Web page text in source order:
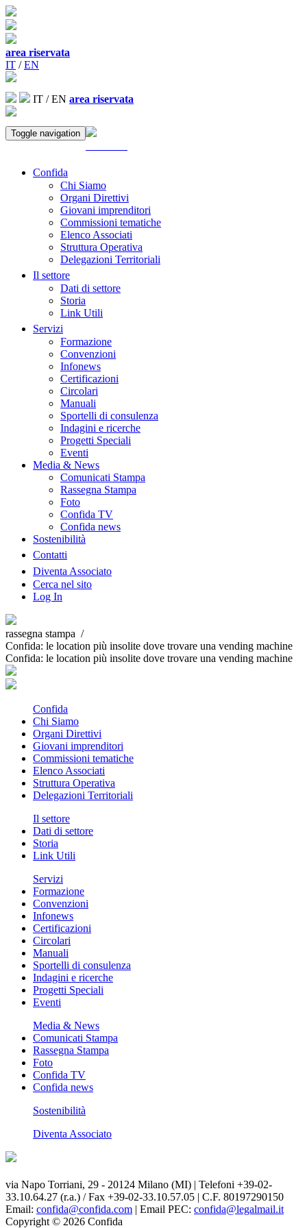
area riservata
IT /EN
IT /EN area riservata
Toggle navigation
Confida
Chi Siamo
Organi Direttivi
Giovani imprenditori
Commissioni tematiche
Elenco Associati
Struttura Operativa
Delegazioni Territoriali
Il settore
Dati di settore
Storia
Link Utili
Servizi
Formazione
Convenzioni
Infonews
Certificazioni
Circolari
Manuali
Sportelli di consulenza
Indagini e ricerche
Progetti Speciali
Eventi
Media & News
Comunicati Stampa
Rassegna Stampa
Foto
Confida TV
Confida news
Sostenibilità
Contatti
Diventa Associato
Cerca nel sito
Log In
rassegna stampa /
Confida: le location più insolite dove trovare una vending machine
Confida: le location più insolite dove trovare una vending machine
Confida
Chi Siamo
Organi Direttivi
Giovani imprenditori
Commissioni tematiche
Elenco Associati
Struttura Operativa
Delegazioni Territoriali
Il settore
Dati di settore
Storia
Link Utili
Servizi
Formazione
Convenzioni
Infonews
Certificazioni
Circolari
Manuali
Sportelli di consulenza
Indagini e ricerche
Progetti Speciali
Eventi
Media & News
Comunicati Stampa
Rassegna Stampa
Foto
Confida TV
Confida news
Sostenibilità
Diventa Associato
via Napo Torriani, 29 - 20124 Milano (MI) | Telefoni +39-02-
33.10.64.27 (r.a.) / Fax +39-02-33.10.57.05 | C.F. 80197290150
Email: confida@confida.com | Email PEC: confida@legalmail.it
Copyright © 2026 Confida